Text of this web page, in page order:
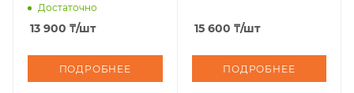
Достаточно
13 900 ₸/шт
ПОДРОБНЕЕ
15 600 ₸/шт
ПОДРОБНЕЕ